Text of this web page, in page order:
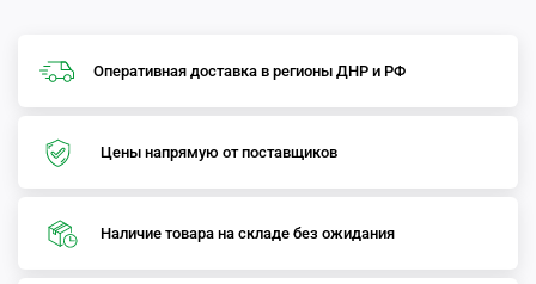
Оперативная доставка в регионы ДНР и РФ
Цены напрямую от поставщиков
Наличие товара на складе без ожидания